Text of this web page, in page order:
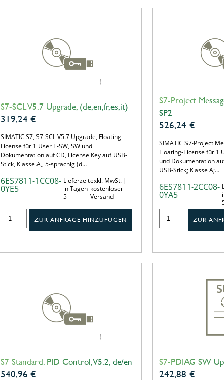
S7-SCL V5.7 Upgrade, (de,en,fr,es,it)
319,24 €
SIMATIC S7, S7-SCL V5.7 Upgrade, Floating-
License für 1 User E-SW, SW und
Dokumentation auf CD, License Key auf USB-
Stick, Klasse A,, 5-sprachig (d…
6ES7811-1CC08-
0YE5
Lieferzeit
in Tagen
5
exkl. MwSt. |
kostenloser
Versand
ZUR ANFRAGE HINZUFÜGEN
S7-Project
SP2
526,24 €
SIMATIC S7-Project
Floating-License für 1
und Dokumentation
USB-Stick; Klasse A;…
6ES7811-2CC08-
0YA5
ZUR
S7 Standard. PID Control, V5.2, de/en
540,96 €
S7-PDIAG SW
242,88 €